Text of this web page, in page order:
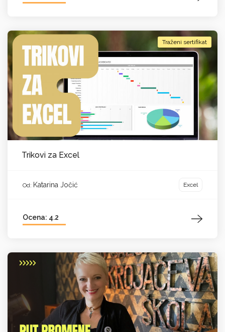
Traženi sertifikat
Trikovi za Excel
Od: Katarina Jočić Excel
Ocena: 4.2